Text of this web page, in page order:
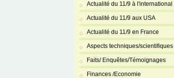
Actualité du 11/9 à l'international
Actualité du 11/9 aux USA
Actualité du 11/9 en France
Aspects techniques/scientifiques
Faits/ Enquêtes/Témoignages
Finances /Economie